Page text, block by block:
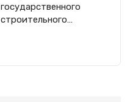
государственного
строительного…